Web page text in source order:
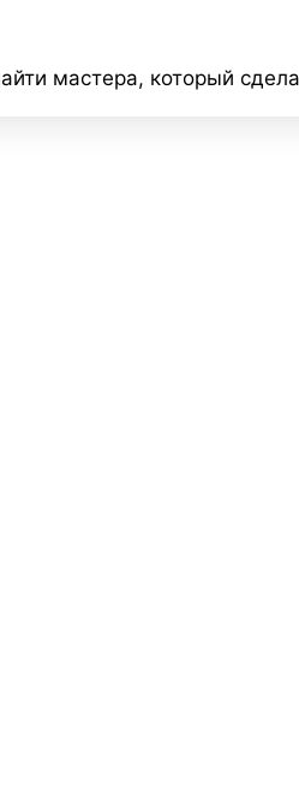
мастера, который